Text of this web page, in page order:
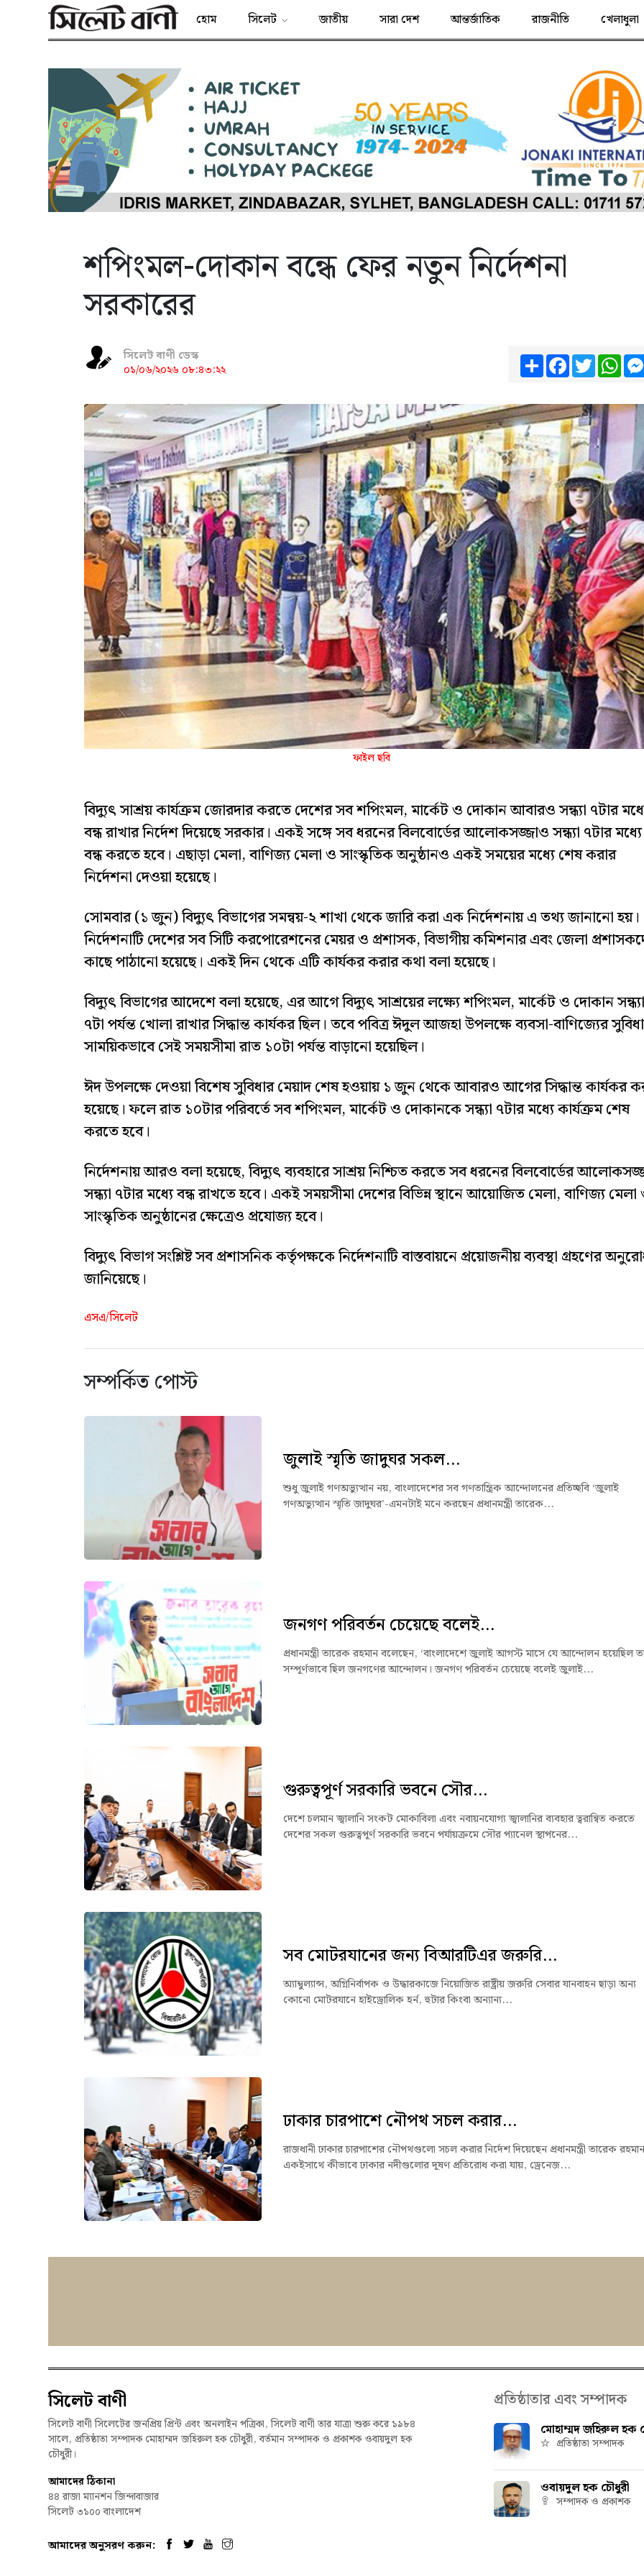
হোম সিলেট জাতীয় সারা দেশ আন্তর্জাতিক রাজনীতি খেলাধুলা
শপিংমল-দোকান বন্ধে ফের নতুন নির্দেশনা
সরকারের
সিলেট বাণী ডেস্ক
০১/০৬/২০২৬ ০৮:৪৩:২২
ShareFacebook
Twitter
ফাইল ছবি
বিদ্যুৎ সাশ্রয় কার্যক্রম জোরদার করতে দেশের সব শপিংমল, মার্কেট ও দোকান আবারও সন্ধ্যা ৭টার
বন্ধ রাখার নির্দেশ দিয়েছে সরকার। একই সঙ্গে সব ধরনের বিলবোর্ডের আলোকসজ্জাও সন্ধ্যা ৭টার মধ্যে
বন্ধ করতে হবে। এছাড়া মেলা, বাণিজ্য মেলা ও সাংস্কৃতিক অনুষ্ঠানও একই সময়ের মধ্যে শেষ করার
নির্দেশনা দেওয়া হয়েছে।
সোমবার (১ জুন) বিদ্যুৎ বিভাগের সমন্বয়-২ শাখা থেকে জারি করা এক নির্দেশনায় এ তথ্য জানানো হয়।
নির্দেশনাটি দেশের সব সিটি করপোরেশনের মেয়র ও প্রশাসক, বিভাগীয় কমিশনার এবং জেলা
কাছে পাঠানো হয়েছে। একই দিন থেকে এটি কার্যকর করার কথা বলা হয়েছে।
বিদ্যুৎ বিভাগের আদেশে বলা হয়েছে, এর আগে বিদ্যুৎ সাশ্রয়ের লক্ষ্যে শপিংমল, মার্কেট ও দোকান সন্ধ্যা
৭টা পর্যন্ত খোলা রাখার সিদ্ধান্ত কার্যকর ছিল। তবে পবিত্র ঈদুল আজহা উপলক্ষে ব্যবসা-বাণিজ্যের
সাময়িকভাবে সেই সময়সীমা রাত ১০টা পর্যন্ত বাড়ানো হয়েছিল।
ঈদ উপলক্ষে দেওয়া বিশেষ সুবিধার মেয়াদ শেষ হওয়ায় ১ জুন থেকে আবারও আগের সিদ্ধান্ত কার্যকর
হয়েছে। ফলে রাত ১০টার পরিবর্তে সব শপিংমল, মার্কেট ও দোকানকে সন্ধ্যা ৭টার মধ্যে কার্যক্রম শেষ
করতে হবে।
নির্দেশনায় আরও বলা হয়েছে, বিদ্যুৎ ব্যবহারে সাশ্রয় নিশ্চিত করতে সব ধরনের বিলবোর্ডের
সন্ধ্যা ৭টার মধ্যে বন্ধ রাখতে হবে। একই সময়সীমা দেশের বিভিন্ন স্থানে আয়োজিত মেলা, বাণিজ্য
সাংস্কৃতিক অনুষ্ঠানের ক্ষেত্রেও প্রযোজ্য হবে।
বিদ্যুৎ বিভাগ সংশ্লিষ্ট সব প্রশাসনিক কর্তৃপক্ষকে নির্দেশনাটি বাস্তবায়নে প্রয়োজনীয় ব্যবস্থা গ্রহণের
জানিয়েছে।
এসএ/সিলেট
সম্পর্কিত পোস্ট
জুলাই স্মৃতি জাদুঘর সকল...
শুধু জুলাই গণঅভ্যুত্থান নয়, বাংলাদেশের সব গণতান্ত্রিক আন্দোলনের প্রতিচ্ছবি ‘জুলাই
গণঅভ্যুত্থান স্মৃতি জাদুঘর’-এমনটাই মনে করছেন প্রধানমন্ত্রী তারেক...
জনগণ পরিবর্তন চেয়েছে বলেই...
প্রধানমন্ত্রী তারেক রহমান বলেছেন, ‘বাংলাদেশে জুলাই আগস্ট মাসে যে আন্দোলন হয়েছিল
সম্পূর্ণভাবে ছিল জনগণের আন্দোলন। জনগণ পরিবর্তন চেয়েছে বলেই জুলাই...
গুরুত্বপূর্ণ সরকারি ভবনে সৌর...
দেশে চলমান জ্বালানি সংকট মোকাবিলা এবং নবায়নযোগ্য জ্বালানির ব্যবহার ত্বরান্বিত করতে
দেশের সকল গুরুত্বপূর্ণ সরকারি ভবনে পর্যায়ক্রমে সৌর প্যানেল স্থাপনের...
সব মোটরযানের জন্য বিআরটিএর জরুরি...
অ্যাম্বুল্যান্স, অগ্নিনির্বাপক ও উদ্ধারকাজে নিয়োজিত রাষ্ট্রীয় জরুরি সেবার যানবাহন ছাড়া অন্য
কোনো মোটরযানে হাইড্রোলিক হর্ন, হুটার কিংবা অন্যান্য...
ঢাকার চারপাশে নৌপথ সচল করার...
রাজধানী ঢাকার চারপাশের নৌপথগুলো সচল করার নির্দেশ দিয়েছেন প্রধানমন্ত্রী তারেক
একইসাথে কীভাবে ঢাকার নদীগুলোর দূষণ প্রতিরোধ করা যায়, ড্রেনেজ...
সিলেট বাণী
সিলেট বাণী সিলেটের জনপ্রিয় প্রিন্ট এবং অনলাইন পত্রিকা, সিলেট বাণী তার যাত্রা শুরু করে ১৯৮৪
সালে, প্রতিষ্ঠাতা সম্পাদক মোহাম্মদ জহিরুল হক চৌধুরী, বর্তমান সম্পাদক ও প্রকাশক ওবায়দুল হক
চৌধুরী।
আমাদের ঠিকানা
৪৪ রাজা ম্যানশন জিন্দাবাজার
সিলেট ৩১০০ বাংলাদেশ
আমাদের অনুসরণ করুন:
প্রতিষ্ঠাতার এবং সম্পাদক
মোহাম্মদ জহিরুল হক
প্রতিষ্ঠাতা সম্পাদক
ওবায়দুল হক চৌধুরী
সম্পাদক ও প্রকাশক